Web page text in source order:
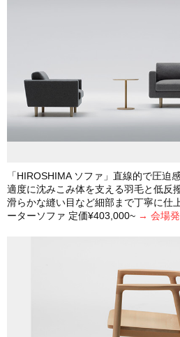
「HIROSHIMA ソファ」直線的で圧迫
適度に沈みこみ体を支える羽毛と低反
滑らかな縫い目など細部まで丁寧に仕
ーターソファ 定価¥403,000~ → 会場